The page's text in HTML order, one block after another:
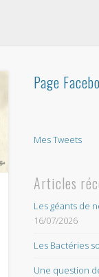
Page
Mes Tweets
Articles
Les géants de
16/07/2026
Les Bactéries
Une question